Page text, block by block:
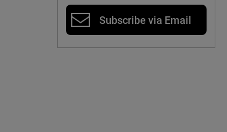
Subscribe via Email